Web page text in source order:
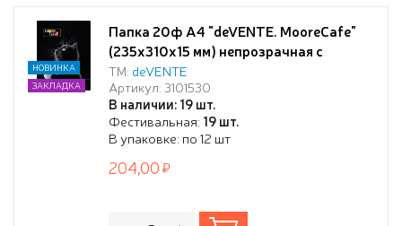
Папка 20ф А4 "deVENTE. MooreCafe"
(235x310x15 мм) непрозрачная с
рисунком, полипропилен 450 мкм,
фактура "песок" вкладыши 30 мкм,
внутренний карман 160 мкм,
индивидуальная упаковка,
ТМ: deVENTE
Артикул: 3101530
В наличии: 19 шт.
Фестивальная: 19 шт.
В упаковке: по 12 шт
НОВИНКА
ЗАКЛАДКА
204,00